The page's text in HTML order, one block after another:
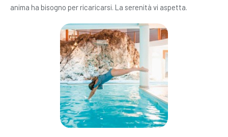
anima ha bisogno per ricaricarsi. La serenità vi aspetta.